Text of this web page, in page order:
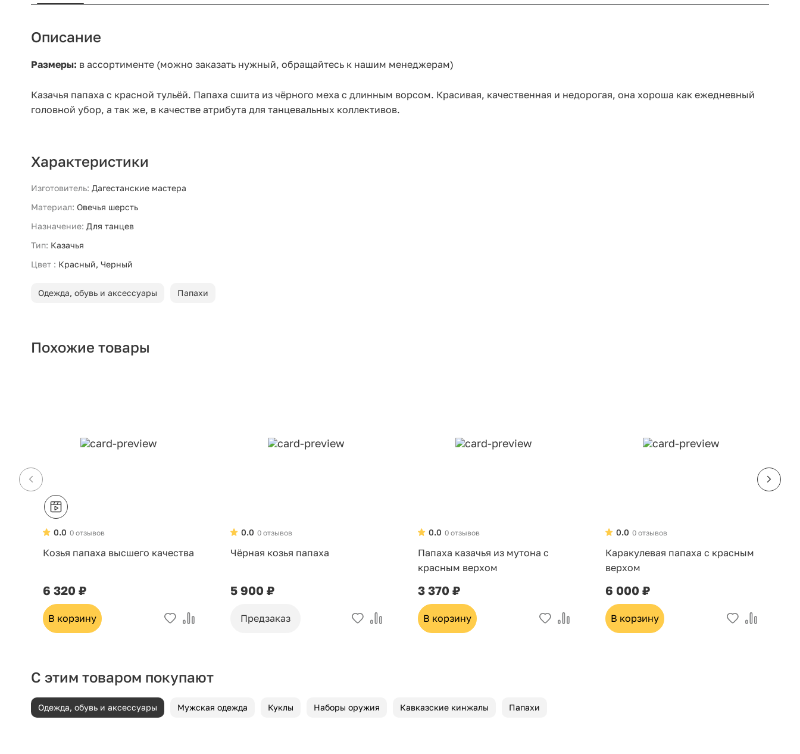
Описание
Размеры: в ассортименте (можно заказать нужный, обращайтесь к нашим менеджерам)
Казачья папаха с красной тульёй. Папаха сшита из чёрного меха с длинным ворсом. Красивая, качественная и недорогая, она хороша как ежедневный
головной убор, а так же, в качестве атрибута для танцевальных коллективов.
Характеристики
Изготовитель: Дагестанские мастера
Материал: Овечья шерсть
Назначение: Для танцев
Тип: Казачья
Цвет : Красный, Черный
Одежда, обувь и аксессуары Папахи
Похожие товары
0 отзывов
0.0
Козья папаха высшего качества
6 320 ₽
В корзину
0 отзывов
0.0
Чёрная козья папаха
5 900 ₽
Предзаказ
0 отзывов
0.0
Папаха казачья из мутона с
красным верхом
3 370 ₽
В корзину
0 отзывов
0.0
Каракулевая папаха с красным
верхом
6 000 ₽
В корзину
С этим товаром покупают
Одежда, обувь и аксессуары Мужская одежда Куклы Наборы оружия Кавказские кинжалы Папахи